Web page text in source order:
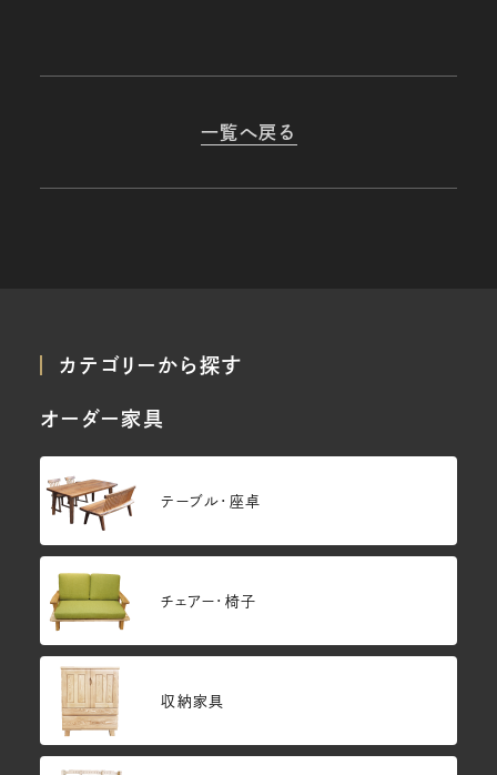
一覧へ戻る
カテゴリーから探す
オーダー家具
テーブル・座卓
チェアー・椅子
収納家具